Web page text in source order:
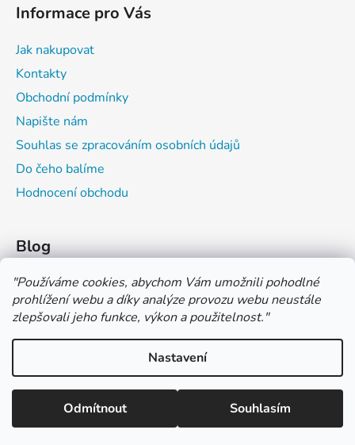
"Používáme cookies, abychom Vám umožnili pohodlné
prohlížení webu a díky analýze provozu webu neustále
zlepšovali jeho funkce, výkon a použitelnost."
Nastavení
Odmítnout Souhlasím
*** TUČNĚ ZVÝRAZNĚNÁ CENA U PRODUKTU JE CENA BEZ DPH
*** Vážení zákazníci, pokud při objednávce zvolíte platbu "PLATBA
NA FAKTURU (PLATBA PŘEDEM)" NEPLAŤTE prosím za zboží
ihned po ukončení objednávky. PLATEBNÍ ÚDAJE VÁM BUDOU
Informace pro Vás
Jak nakupovat
Kontakty
Obchodní podmínky
Napište nám
Souhlas se zpracováním osobních údajů
Do čeho balíme
Hodnocení obchodu
Blog
Čím můžeš psát do sešitu?
Jak na číslování sešitů
Značení tvrdosti grafitových tužek
Vytvořil Shoptet
Copyright 2026COLOR OFFICE s.r.o.. Všechna práva
vyhrazena.Upravit nastavení cookies